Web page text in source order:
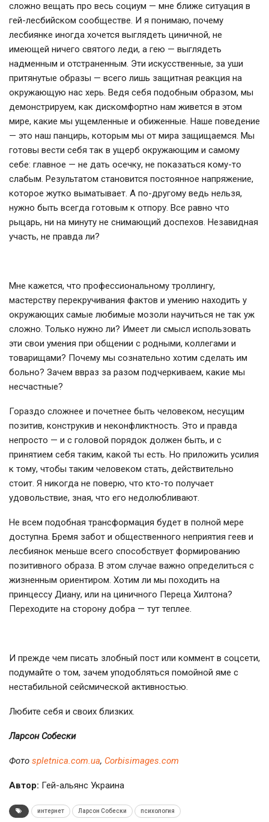
сложно вещать про весь социум — мне ближе ситуация в
гей-лесбийском сообществе. И я понимаю, почему
лесбиянке иногда хочется выглядеть циничной, не
имеющей ничего святого леди, а гею — выглядеть
надменным и отстраненным. Эти искусственные, за уши
притянутые образы — всего лишь защитная реакция на
окружающую нас херь. Ведя себя подобным образом, мы
демонстрируем, как дискомфортно нам живется в этом
мире, какие мы ущемленные и обиженные. Наше поведение
— это наш панцирь, которым мы от мира защищаемся. Мы
готовы вести себя так в ущерб окружающим и самому
себе: главное — не дать осечку, не показаться кому-то
слабым. Результатом становится постоянное напряжение,
которое жутко выматывает. А по-другому ведь нельзя,
нужно быть всегда готовым к отпору. Все равно что
рыцарь, ни на минуту не снимающий доспехов. Незавидная
участь, не правда ли?
Мне кажется, что профессиональному троллингу,
мастерству перекручивания фактов и умению находить у
окружающих самые любимые мозоли научиться не так уж
сложно. Только нужно ли? Имеет ли смысл использовать
эти свои умения при общении с родными, коллегами и
товарищами? Почему мы сознательно хотим сделать им
больно? Зачем ввраз за разом подчеркиваем, какие мы
несчастные?
Гораздо сложнее и почетнее быть человеком, несущим
позитив, конструкив и неконфликтность. Это и правда
непросто — и с головой порядок должен быть, и с
принятием себя таким, какой ты есть. Но приложить усилия
к тому, чтобы таким человеком стать, действительно
стоит. Я никогда не поверю, что кто-то получает
удовольствие, зная, что его недолюбливают.
Не всем подобная трансформация будет в полной мере
доступна. Бремя забот и общественного неприятия геев и
лесбиянок меньше всего способствует формированию
позитивного образа. В этом случае важно определиться с
жизненным ориентиром. Хотим ли мы походить на
принцессу Диану, или на циничного Переца Хилтона?
Переходите на сторону добра — тут теплее.
И прежде чем писать злобный пост или коммент в соцсети,
подумайте о том, зачем уподобляться помойной яме с
нестабильной сейсмической активностью.
Любите себя и своих близких.
Ларсон Собески
Фото spletnica.com.ua, Сorbisimages.com
Автор: Гей-альянс Украина
интернет Ларсон Собески психология